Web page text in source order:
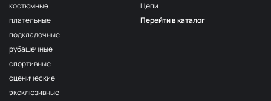
костюмные
плательные
подкладочные
рубашечные
спортивные
сценические
эксклюзивные
Цепи
Перейти в каталог